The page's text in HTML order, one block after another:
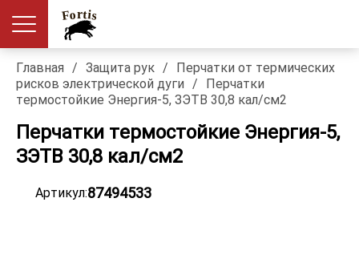
Главная / Защита рук /
Перчатки от термических
рисков электрической дуги /
Перчатки
термостойкие Энергия-5, ЗЭТВ 30,8 кал/см2
Перчатки термостойкие Энергия-5,
ЗЭТВ 30,8 кал/см2
Артикул:87494533